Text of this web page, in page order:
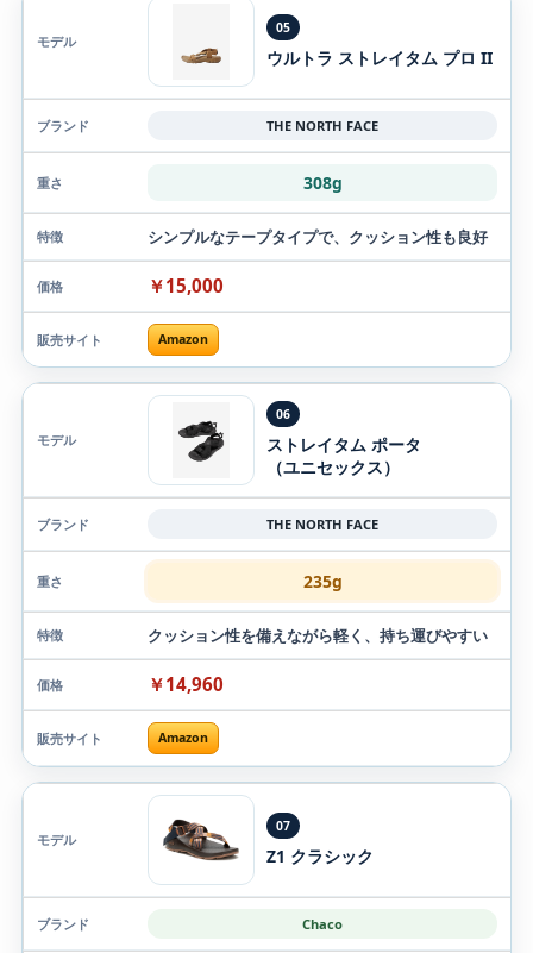
05
ウルトラ ストレイタム プロ II
THE NORTH FACE
308g
シンプルなテープタイプで、クッション性も良好
￥15,000
Amazon
06
ストレイタム ポータ
（ユニセックス）
THE NORTH FACE
235g
クッション性を備えながら軽く、持ち運びやすい
￥14,960
Amazon
07
Z1 クラシック
Chaco